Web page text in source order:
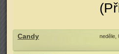
Candy neděle,